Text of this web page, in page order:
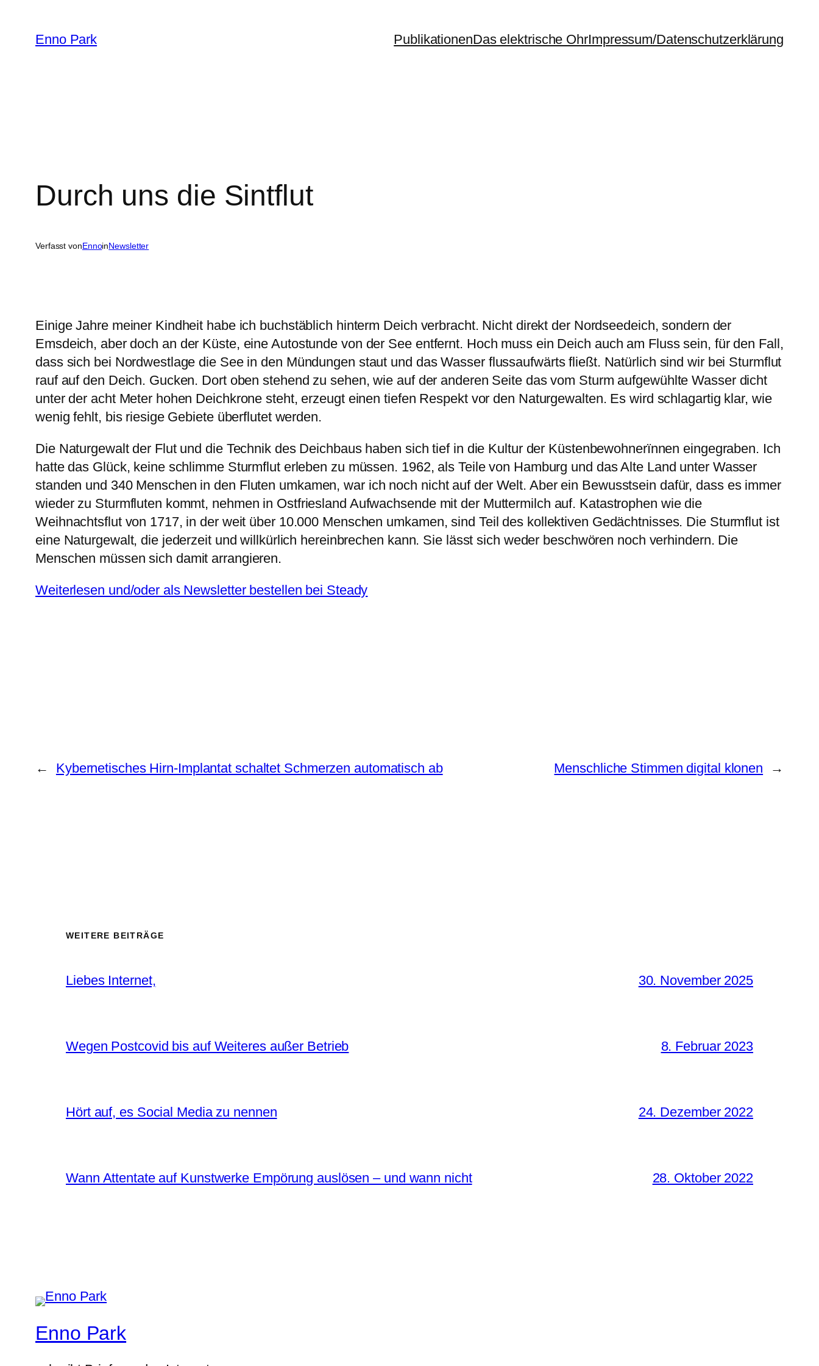
Inhalt
springen
Enno Park PublikationenDas elektrische OhrImpressum/Datenschutzerklärung
Durch uns die Sintflut
Verfasst vonEnnoinNewsletter
Einige Jahre meiner Kindheit habe ich buchstäblich hinterm Deich verbracht. Nicht direkt der Nordseedeich, sondern der
Emsdeich, aber doch an der Küste, eine Autostunde von der See entfernt. Hoch muss ein Deich auch am Fluss sein, für den Fall,
dass sich bei Nordwestlage die See in den Mündungen staut und das Wasser flussaufwärts fließt. Natürlich sind wir bei Sturmflut
rauf auf den Deich. Gucken. Dort oben stehend zu sehen, wie auf der anderen Seite das vom Sturm aufgewühlte Wasser dicht
unter der acht Meter hohen Deichkrone steht, erzeugt einen tiefen Respekt vor den Naturgewalten. Es wird schlagartig klar, wie
wenig fehlt, bis riesige Gebiete überflutet werden.
Die Naturgewalt der Flut und die Technik des Deichbaus haben sich tief in die Kultur der Küstenbewohnerïnnen eingegraben. Ich
hatte das Glück, keine schlimme Sturmflut erleben zu müssen. 1962, als Teile von Hamburg und das Alte Land unter Wasser
standen und 340 Menschen in den Fluten umkamen, war ich noch nicht auf der Welt. Aber ein Bewusstsein dafür, dass es immer
wieder zu Sturmfluten kommt, nehmen in Ostfriesland Aufwachsende mit der Muttermilch auf. Katastrophen wie die
Weihnachtsflut von 1717, in der weit über 10.000 Menschen umkamen, sind Teil des kollektiven Gedächtnisses. Die Sturmflut ist
eine Naturgewalt, die jederzeit und willkürlich hereinbrechen kann. Sie lässt sich weder beschwören noch verhindern. Die
Menschen müssen sich damit arrangieren.
Weiterlesen und/oder als Newsletter bestellen bei Steady
← Kybernetisches Hirn-Implantat schaltet Schmerzen automatisch ab Menschliche Stimmen digital klonen →
WEITERE BEITRÄGE
Liebes Internet, 30. November 2025
Wegen Postcovid bis auf Weiteres außer Betrieb 8. Februar 2023
Hört auf, es Social Media zu nennen 24. Dezember 2022
Wann Attentate auf Kunstwerke Empörung auslösen – und wann nicht 28. Oktober 2022
Enno Park